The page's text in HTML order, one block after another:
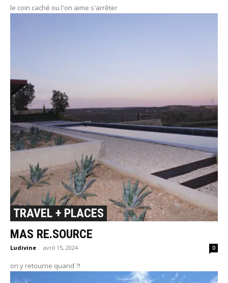
le coin caché ou l'on aime s'arrêter
TRAVEL + PLACES
MAS RE.SOURCE
Ludivine - avril 15, 2024 0
on y retourne quand ?!